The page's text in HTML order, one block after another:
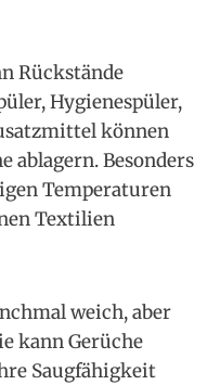
Rückstände
Hygienespüler,
können
ablagern. Besonders
Temperaturen
Textilien
weich, aber
kann Gerüche
Saugfähigkeit